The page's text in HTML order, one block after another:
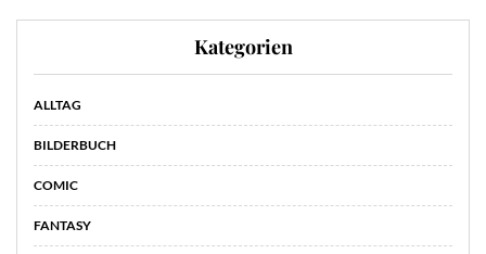
Kategorien
ALLTAG
BILDERBUCH
COMIC
FANTASY